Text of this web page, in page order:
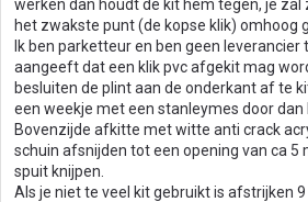
werken dan houdt de kit hem tegen, je zal
het zwakste punt (de kopse klik) omhoog
Ik ben parketteur en ben geen
aangeeft dat een klik pvc afgekit mag
besluiten de plint aan de onderkant af te
een weekje met een stanleymes door dan
Bovenzijde afkitte met witte anti crack
schuin afsnijden tot een opening van ca 5
spuit knijpen.
Als je niet te veel kit gebruikt is afstrijken